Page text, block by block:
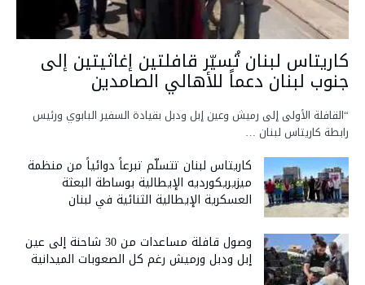
كاريتاس لبنان تُسيّر قافلتين إغاثيتين إلى
جنوب لبنان دعماً للأهالي الصامدين
“القافلة الأولى إلى رميش وعين إبل ودبل بقيادة السفير البابوي ورئيس
رابطة كاريتاس لبنان …
كاريتاس لبنان تتسلّم تبرعاً دوائياً من منظمة
ميزيريكورديه الإيطالية بوساطة البعثة
العسكرية الإيطالية الثنائية في لبنان
وصول قافلة مساعدات من 30 شاحنة إلى عين
إبل ودبل ورميش رغم كل الصعوبات الميدانية